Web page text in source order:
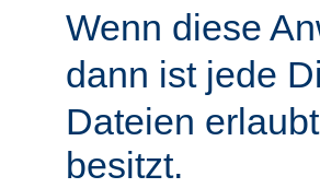
Wenn diese
dann ist jede
Dateien
besitzt.